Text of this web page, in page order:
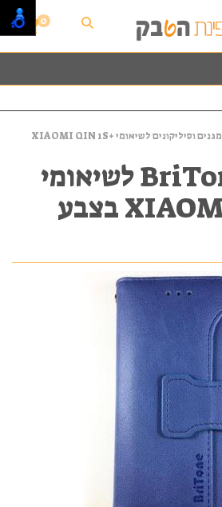
0
מגנים וסיליקונים לשיאומי +XIAOMI QIN 1S
מגן ספר BriTone לשיאומי
+XIAOMI QIN 1S בצבע